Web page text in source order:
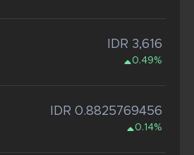
IDR 3,616
0.49%
IDR 0.8825769456
0.14%